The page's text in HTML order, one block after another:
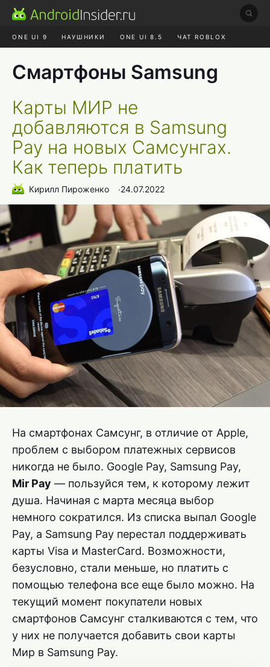
ONE UI 9 НАУШНИКИ ONE UI 8.5 ЧАТ ROBLOX
Смартфоны Samsung
Карты МИР не
добавляются в Samsung
Pay на новых Самсунгах.
Как теперь платить
Кирилл Пироженко ∙24.07.2022
На смартфонах Самсунг, в отличие от Apple,
проблем с выбором платежных сервисов
никогда не было. Google Pay, Samsung Pay,
Mir Pay — пользуйся тем, к которому лежит
душа. Начиная с марта месяца выбор
немного сократился. Из списка выпал Google
Pay, а Samsung Pay перестал поддерживать
карты Visa и MasterCard. Возможности,
безусловно, стали меньше, но платить с
помощью телефона все еще было можно. На
текущий момент покупатели новых
смартфонов Самсунг сталкиваются с тем, что
у них не получается добавить свои карты
Мир в Samsung Pay.